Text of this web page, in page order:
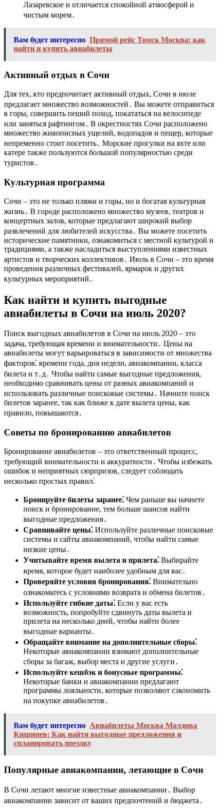
Лазаревское и отличается спокойной атмосферой и
чистым морем․
Вам будет интересно Прямой рейс Томск Москва: как
найти и купить авиабилеты
Активный отдых в Сочи
Для тех, кто предпочитает активный отдых, Сочи в июле
предлагает множество возможностей․ Вы можете отправиться
в горы, совершить пеший поход, покататься на велосипеде
или заняться рафтингом․ В окрестностях Сочи расположено
множество живописных ущелий, водопадов и пещер, которые
непременно стоит посетить․ Морские прогулки на яхте или
катере также пользуются большой популярностью среди
туристов․
Культурная программа
Сочи – это не только пляжи и горы, но и богатая культурная
жизнь․ В городе расположено множество музеев, театров и
концертных залов, которые предлагают широкий выбор
развлечений для любителей искусства․ Вы можете посетить
исторические памятники, ознакомиться с местной культурой и
традициями, а также насладиться выступлениями известных
артистов и творческих коллективов․ Июль в Сочи – это время
проведения различных фестивалей, ярмарок и других
культурных мероприятий․
Как найти и купить выгодные
авиабилеты в Сочи на июль 2020?
Поиск выгодных авиабилетов в Сочи на июль 2020 – это
задача, требующая времени и внимательности․ Цены на
авиабилеты могут варьироваться в зависимости от множества
факторов⁚ времени года, дня недели, авиакомпании, класса
билета и т․д․ Чтобы найти самые выгодные предложения,
необходимо сравнивать цены от разных авиакомпаний и
использовать различные поисковые системы․ Начните поиск
билетов заранее, так как ближе к дате вылета цены, как
правило, повышаются․
Советы по бронированию авиабилетов
Бронирование авиабилетов – это ответственный процесс,
требующий внимательности и аккуратности․ Чтобы избежать
ошибок и неприятных сюрпризов, следует соблюдать
несколько простых правил⁚
Бронируйте билеты заранее⁚ Чем раньше вы начнете
поиск и бронирование, тем больше шансов найти
выгодные предложения․
Сравнивайте цены⁚ Используйте различные поисковые
системы и сайты авиакомпаний, чтобы найти самые
низкие цены․
Учитывайте время вылета и прилета⁚ Выбирайте
время, которое будет наиболее удобным для вас․
Проверяйте условия бронирования⁚ Внимательно
ознакомьтесь с условиями возврата и обмена билетов․
Используйте гибкие даты⁚ Если у вас есть
возможность, попробуйте сдвинуть даты вылета и
прилета на несколько дней, чтобы найти более
выгодные варианты․
Обращайте внимание на дополнительные сборы⁚
Некоторые авиакомпании взимают дополнительные
сборы за багаж, выбор места и другие услуги․
Используйте кешбэк и бонусные программы⁚
Некоторые банки и авиакомпании предлагают
программы лояльности, которые позволяют сэкономить
на покупке авиабилетов․
Вам будет интересно Авиабилеты Москва Молдова
Кишинев: Как найти выгодные предложения и
спланировать поездку
Популярные авиакомпании, летающие в Сочи
В Сочи летают многие известные авиакомпании․ Выбор
авиакомпании зависит от ваших предпочтений и бюджета․